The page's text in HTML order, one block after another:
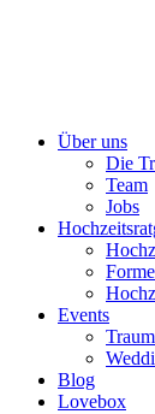
Über uns
Die
Team
Jobs
Events
Blog
Lovebox